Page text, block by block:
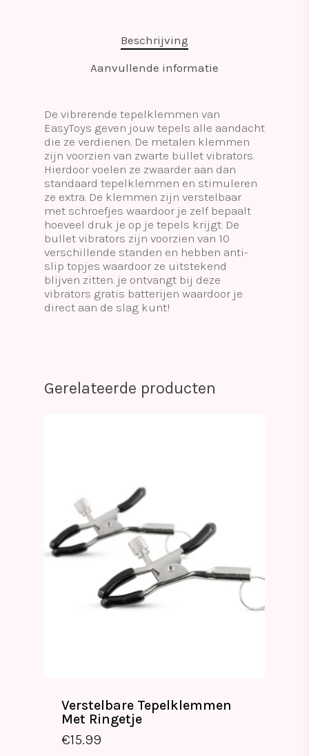
Beschrijving
Aanvullende informatie
De vibrerende tepelklemmen van
EasyToys geven jouw tepels alle aandacht
die ze verdienen. De metalen klemmen
zijn voorzien van zwarte bullet vibrators.
Hierdoor voelen ze zwaarder aan dan
standaard tepelklemmen en stimuleren
ze extra. De klemmen zijn verstelbaar
met schroefjes waardoor je zelf bepaalt
hoeveel druk je op je tepels krijgt. De
bullet vibrators zijn voorzien van 10
verschillende standen en hebben anti-
slip topjes waardoor ze uitstekend
blijven zitten. je ontvangt bij deze
vibrators gratis batterijen waardoor je
direct aan de slag kunt!
Gerelateerde producten
Verstelbare Tepelklemmen
Met Ringetje
€15.99
€